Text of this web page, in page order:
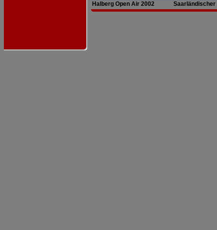
Halberg Open Air 2002
Saarländischer